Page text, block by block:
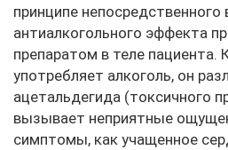
принципе
антиалкогольного эффекта
препаратом в теле пациента.
употребляет алкоголь, он
ацетальдегида (токсичного
вызывает неприятные
симптомы, как учащенное